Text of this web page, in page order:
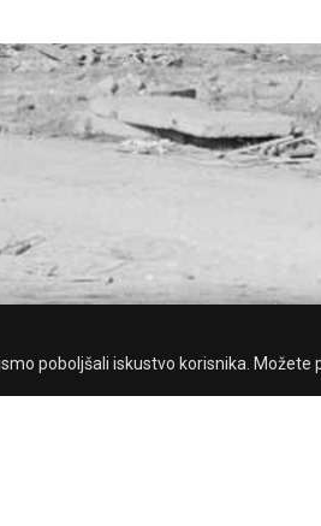
poboljšali iskustvo korisnika.